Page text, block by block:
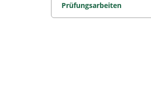
Prüfungs­arbeiten